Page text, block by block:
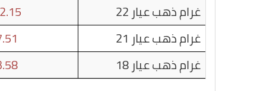
غرام ذهب عيار 22
غرام ذهب عيار 21
غرام ذهب عيار 18